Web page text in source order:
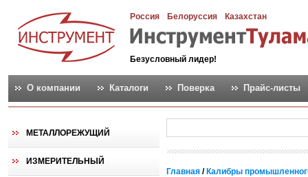
Россия Белоруссия Казахстан
Безусловный лидер!
О компании Каталоги Поверка Прайс-листы
МЕТАЛЛОРЕЖУЩИЙ
ИЗМЕРИТЕЛЬНЫЙ
Главная / Калибры